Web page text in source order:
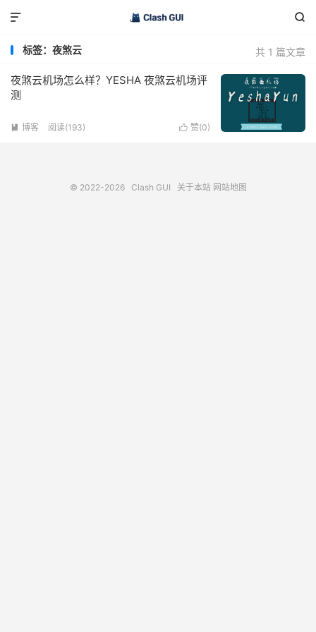


共 1 篇文章
标签：夜煞云
夜煞云机场怎么样？YESHA 夜煞云机场评
测
 赞(0)
 博客 阅读(193)
© 2022-2026 Clash GUI 关于本站 网站地图